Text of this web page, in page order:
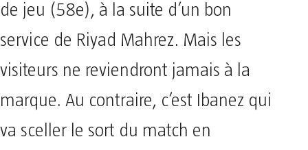
de jeu (58e), à la suite d’un bon
service de Riyad Mahrez. Mais les
visiteurs ne reviendront jamais à la
marque. Au contraire, c’est Ibanez qui
va sceller le sort du match en